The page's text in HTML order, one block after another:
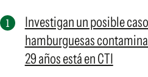
Investigan un posible
hamburguesas
29 años está en CTI